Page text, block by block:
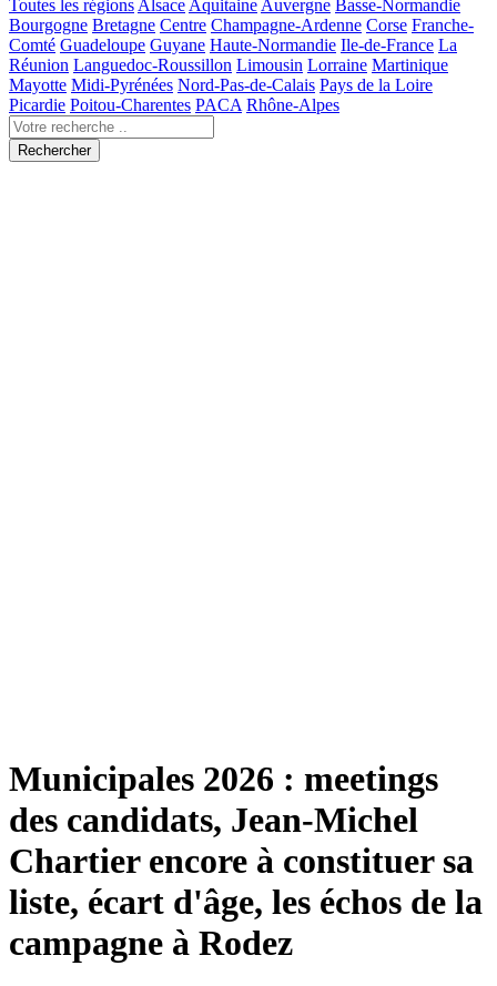
Toutes les régions Alsace Aquitaine Auvergne Basse-Normandie
Bourgogne Bretagne Centre Champagne-Ardenne Corse Franche-
Comté Guadeloupe Guyane Haute-Normandie Ile-de-France La
Réunion Languedoc-Roussillon Limousin Lorraine Martinique
Mayotte Midi-Pyrénées Nord-Pas-de-Calais Pays de la Loire
Picardie Poitou-Charentes PACA Rhône-Alpes
Rechercher
Municipales 2026 : meetings
des candidats, Jean-Michel
Chartier encore à constituer sa
liste, écart d'âge, les échos de la
campagne à Rodez